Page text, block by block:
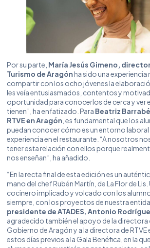
Por su parte, María Jesús Gimeno,
Turismo de Aragónha sido una
compartir con los ocho jóvenes la
les veía entusiasmados, contentos y
oportunidad para conocerlos de cerca y ver
tienen”, ha enfatizado. Para Beatriz
RTVE en Aragón , es fundamental que los
puedan conocer cómo es un entorno laboral
experiencia en el restaurante. “A nosotros
tener esta relación con ellos porque
nos enseñan”, ha añadido.
“En la recta final de esta edición es un
mano del chef Rubén Martín, de La Flor de
cocinero implicado y volcado con los
siempre, con los proyectos de nuestra
presidente de ATADES, Antonio
agradecido también el apoyo de la directora
Gobierno de Aragón y a la directora de RTVE
estos días previos a la Gala Benéfica, en la